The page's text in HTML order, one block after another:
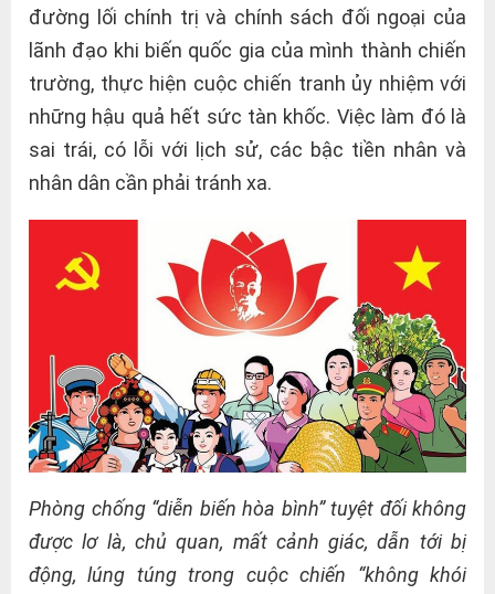
đường lối chính trị và chính sách đối ngoại của
lãnh đạo khi biến quốc gia của mình thành chiến
trường, thực hiện cuộc chiến tranh ủy nhiệm với
những hậu quả hết sức tàn khốc. Việc làm đó là
sai trái, có lỗi với lịch sử, các bậc tiền nhân và
nhân dân cần phải tránh xa.
Phòng chống “diễn biến hòa bình” tuyệt đối không
được lơ là, chủ quan, mất cảnh giác, dẫn tới bị
động, lúng túng trong cuộc chiến “không khói